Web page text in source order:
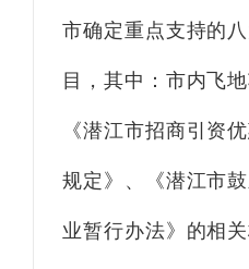
市确定重点支持的
目，其中：市内飞
《潜江市招商引资
规定》、《潜江市
业暂行办法》的相